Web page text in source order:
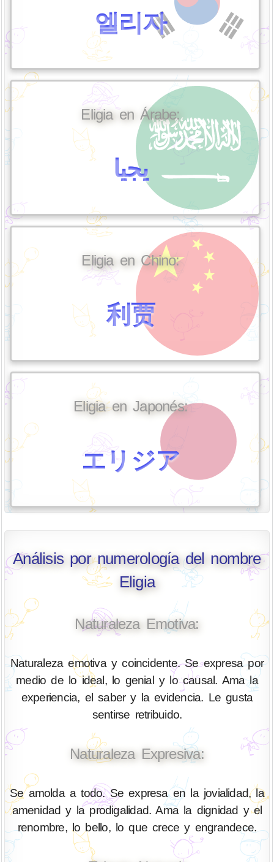
엘리자
Eligia en Árabe:
يجيا
Eligia en Chino:
利贾
Eligia en Japonés:
エリジア
Análisis por numerología del nombre
Eligia
Naturaleza Emotiva:
Naturaleza emotiva y coincidente. Se expresa por
medio de lo ideal, lo genial y lo causal. Ama la
experiencia, el saber y la evidencia. Le gusta
sentirse retribuido.
Naturaleza Expresiva:
Se amolda a todo. Se expresa en la jovialidad, la
amenidad y la prodigalidad. Ama la dignidad y el
renombre, lo bello, lo que crece y engrandece.